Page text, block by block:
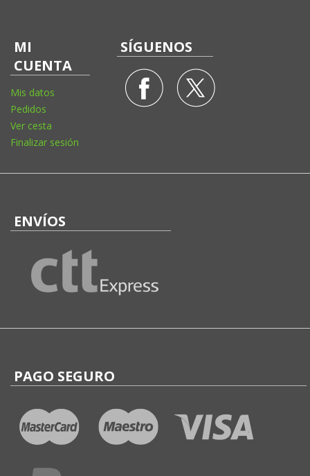
MI
CUENTA
Mis datos
Pedidos
Ver cesta
Finalizar sesión
SÍGUENOS
ENVÍOS
PAGO SEGURO